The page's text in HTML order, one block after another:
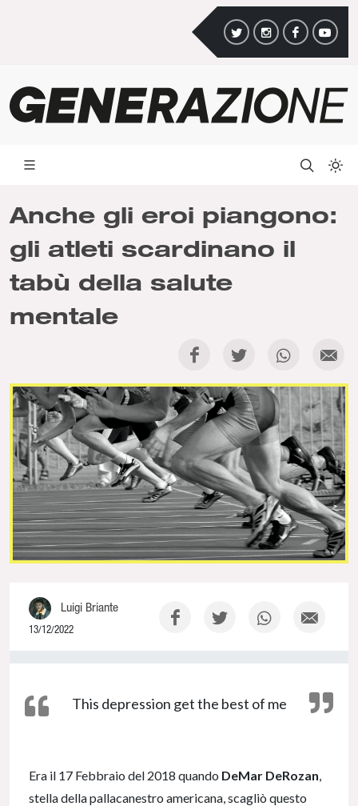
Anche gli eroi piangono:
gli atleti scardinano il
tabù della salute
mentale
Luigi Briante
13/12/2022
This depression get the best of me
Era il 17 Febbraio del 2018 quando DeMar DeRozan,
stella della pallacanestro americana, scagliò questo